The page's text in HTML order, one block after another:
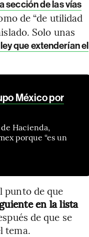
sección de las vías
de “de utilidad
Solo unas
ley que extenderían el
México por
Hacienda,
porque “es un
punto de que
en la lista
de que se
tema.